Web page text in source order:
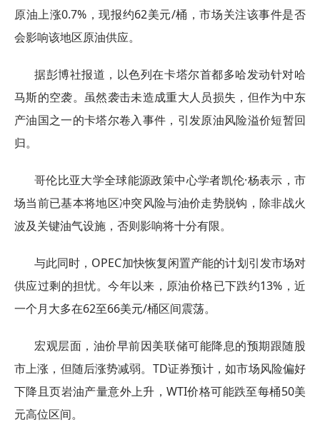
原油上涨0.7%，现报约62美元/桶，市场关注该事件是否
会影响该地区原油供应。
据彭博社报道，以色列在卡塔尔首都多哈发动针对哈
马斯的空袭。虽然袭击未造成重大人员损失，但作为中东
产油国之一的卡塔尔卷入事件，引发原油风险溢价短暂回
归。
哥伦比亚大学全球能源政策中心学者凯伦·杨表示，市
场当前已基本将地区冲突风险与油价走势脱钩，除非战火
波及关键油气设施，否则影响将十分有限。
与此同时，OPEC加快恢复闲置产能的计划引发市场对
供应过剩的担忧。今年以来，原油价格已下跌约13%，近
一个月大多在62至66美元/桶区间震荡。
宏观层面，油价早前因美联储可能降息的预期跟随股
市上涨，但随后涨势减弱。TD证券预计，如市场风险偏好
下降且页岩油产量意外上升，WTI价格可能跌至每桶50美
元高位区间。